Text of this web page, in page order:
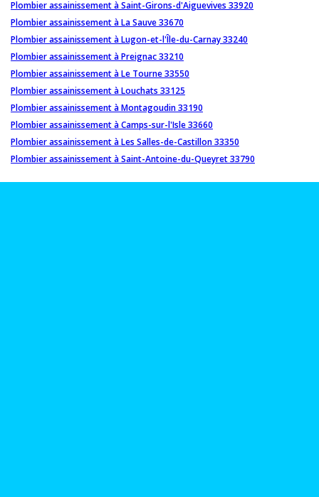
Plombier assainissement à Saint-Girons-d'Aiguevives 33920
Plombier assainissement à La Sauve 33670
Plombier assainissement à Lugon-et-l'Île-du-Carnay 33240
Plombier assainissement à Preignac 33210
Plombier assainissement à Le Tourne 33550
Plombier assainissement à Louchats 33125
Plombier assainissement à Montagoudin 33190
Plombier assainissement à Camps-sur-l'Isle 33660
Plombier assainissement à Les Salles-de-Castillon 33350
Plombier assainissement à Saint-Antoine-du-Queyret 33790